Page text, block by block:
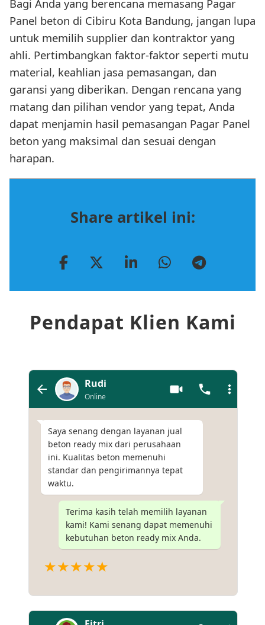
Bagi Anda yang berencana memasang Pagar
Panel beton di Cibiru Kota Bandung, jangan lupa
untuk memilih supplier dan kontraktor yang
ahli. Pertimbangkan faktor-faktor seperti mutu
material, keahlian jasa pemasangan, dan
garansi yang diberikan. Dengan rencana yang
matang dan pilihan vendor yang tepat, Anda
dapat menjamin hasil pemasangan Pagar Panel
beton yang maksimal dan sesuai dengan
harapan.
Share artikel ini:
Pendapat Klien Kami
Rudi
Online
Saya senang dengan layanan jual
beton ready mix dari perusahaan
ini. Kualitas beton memenuhi
standar dan pengirimannya tepat
waktu.
Terima kasih telah memilih layanan
kami! Kami senang dapat memenuhi
kebutuhan beton ready mix Anda.
★★★★★